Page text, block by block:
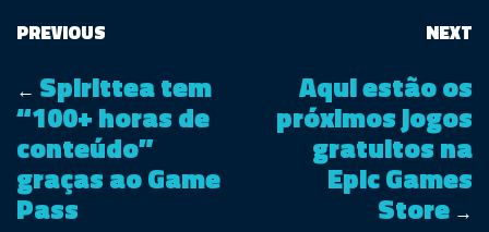
PREVIOUS
← Spirittea tem
“100+ horas de
conteúdo”
graças ao Game
Pass
NEXT
Aqui estão os
próximos jogos
gratuitos na
Epic Games
Store →